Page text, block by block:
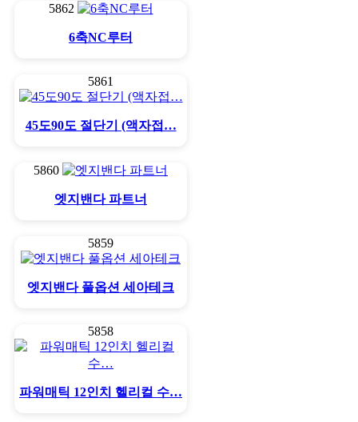
5862
6축NC루터
5861
45도90도 절단기 (액자접…
5860
엣지밴다 파트너
5859
엣지밴다 풀옵션 세아테크
5858
파워매틱 12인치 헬리컬 수…